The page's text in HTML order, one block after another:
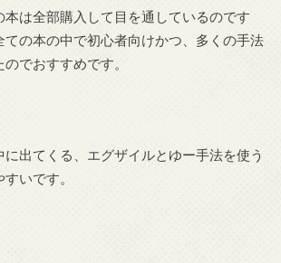
本は全部購入して目を通しているのです
ての本の中で初心者向けかつ、多くの手法
でおすすめです。
出てくる、エグザイルとゆー手法を使う
いです。